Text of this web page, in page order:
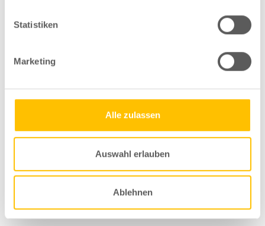
Statistiken
Marketing
Alle zulassen
Auswahl erlauben
Ablehnen